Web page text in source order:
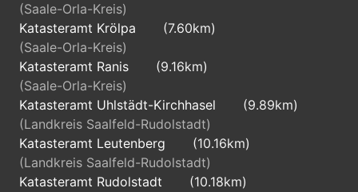
(Saale-Orla-Kreis)
Katasteramt Krölpa
(7.60km)
(Saale-Orla-Kreis)
Katasteramt Ranis
(9.16km)
(Saale-Orla-Kreis)
Katasteramt Uhlstädt-Kirchhasel
(9.89km)
(Landkreis Saalfeld-Rudolstadt)
Katasteramt Leutenberg
(10.16km)
(Landkreis Saalfeld-Rudolstadt)
Katasteramt Rudolstadt
(10.18km)